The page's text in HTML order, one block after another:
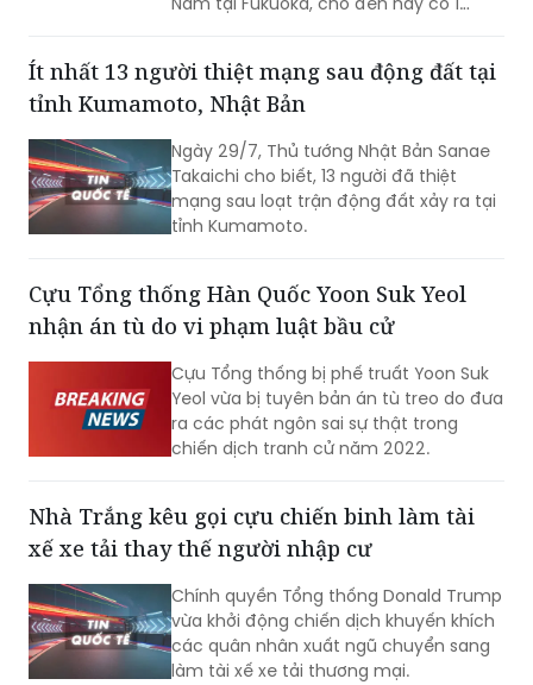
trận động đất.
Ít nhất 13 người thiệt mạng sau động đất tại
tỉnh Kumamoto, Nhật Bản
Ngày 29/7, Thủ tướng Nhật Bản Sanae
Takaichi cho biết, 13 người đã thiệt
mạng sau loạt trận động đất xảy ra tại
tỉnh Kumamoto.
Cựu Tổng thống Hàn Quốc Yoon Suk Yeol
nhận án tù do vi phạm luật bầu cử
Cựu Tổng thống bị phế truất Yoon Suk
Yeol vừa bị tuyên bản án tù treo do đưa
ra các phát ngôn sai sự thật trong
chiến dịch tranh cử năm 2022.
Nhà Trắng kêu gọi cựu chiến binh làm tài
xế xe tải thay thế người nhập cư
Chính quyền Tổng thống Donald Trump
vừa khởi động chiến dịch khuyến khích
các quân nhân xuất ngũ chuyển sang
làm tài xế xe tải thương mại.